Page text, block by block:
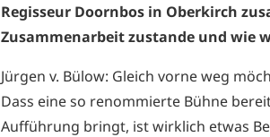
Regisseur Doornbos in Oberkirch
Zusammenarbeit zustande und wie
Jürgen v. Bülow: Gleich vorne weg
Dass eine so renommierte Bühne
Aufführung bringt, ist wirklich etwas